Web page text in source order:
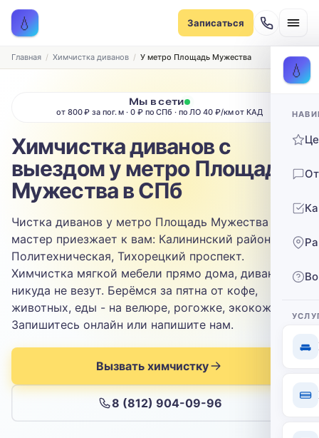
💧 Записаться
Записаться на химчистку
Рассчитаем стоимость и подберём удобное время
ТИП МЕБЕЛИ
ТИП ОБИВКИ
Выберите ткань…
ЗАГРЯЗНЕНИЕ
ТЕЛЕФОН
Отправить
💧
Главная Химчистка диванов У метро Площадь Мужества
Мы в сети
от 800 ₽ за пог. м · 0 ₽ по СПб · по ЛО 40 ₽/км от КАД
Химчистка диванов с
выездом у метро Площадь
Мужества в СПб
Чистка диванов у метро Площадь Мужества -
мастер приезжает к вам: Калининский район,
Политехническая, Тихорецкий проспект.
Химчистка мягкой мебели прямо дома, диван
никуда не везут. Берёмся за пятна от кофе,
животных, еды - на велюре, рогожке, экокоже.
Запишитесь онлайн или напишите нам.
Вызвать химчистку
8 (812) 904-09-96